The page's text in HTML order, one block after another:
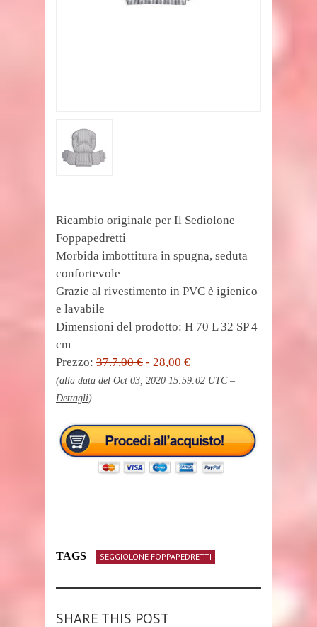
Ricambio originale per Il Sediolone
Foppapedretti
Morbida imbottitura in spugna, seduta
confortevole
Grazie al rivestimento in PVC è igienico
e lavabile
Dimensioni del prodotto: H 70 L 32 SP 4
cm
Prezzo: 37.7,00 € - 28,00 €
(alla data del Oct 03, 2020 15:59:02 UTC –
Dettagli)
TAGS SEGGIOLONE FOPPAPEDRETTI
SHARE THIS POST